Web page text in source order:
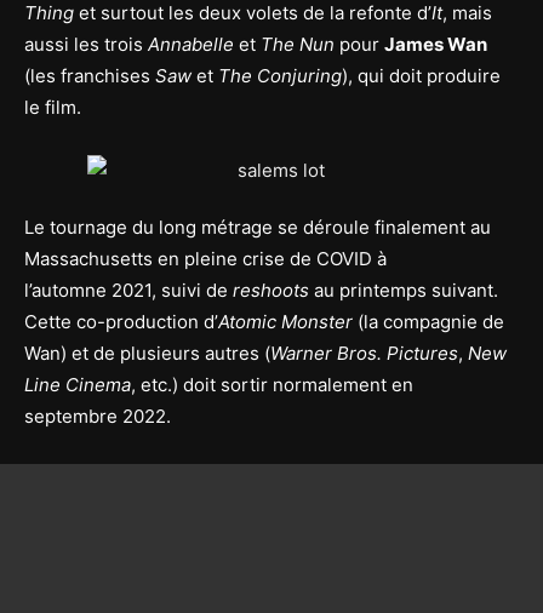
Thing et surtout les deux volets de la refonte d’It, mais
aussi les trois Annabelle et The Nun pour James Wan
(les franchises Saw et The Conjuring), qui doit produire
le film.
Le tournage du long métrage se déroule finalement au
Massachusetts en pleine crise de COVID à
l’automne 2021, suivi de reshoots au printemps suivant.
Cette co-production d’Atomic Monster (la compagnie de
Wan) et de plusieurs autres (Warner Bros. Pictures, New
Line Cinema, etc.) doit sortir normalement en
septembre 2022.